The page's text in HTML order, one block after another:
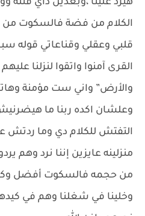
هيرد علينا ،وبعدين داي فتنة
الكلام من فضة فالسكوت من
قلبي وعقلي وقناعاتي قوله
القرى آمنوا واتقوا لنزلنا
والأرض” واني ست مؤمنة
وعلشان اكده ربنا ما
التفتش للكلام دي وما ردتش
منزلينه عايزين إننا نرد وهم
من حجمه فالسكوت أفضل
وخلينا في شغلنا وهم في